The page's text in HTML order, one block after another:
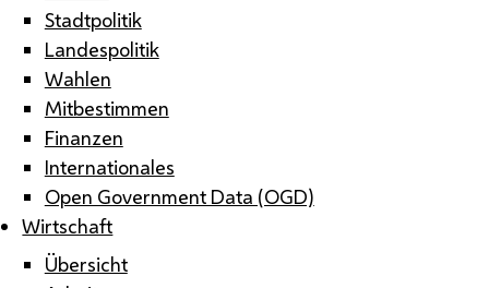
Stadtpolitik
Landespolitik
Wahlen
Mitbestimmen
Finanzen
Internationales
Open Government Data (OGD)
Wirtschaft
Übersicht